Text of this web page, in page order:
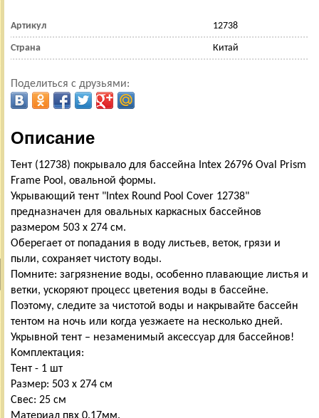
Артикул 12738
Страна Китай
Поделиться с друзьями:
Описание
Тент (12738) покрывало для бассейна Intex 26796 Oval Prism
Frame Pool, овальной формы.
Укрывающий тент "Intex Round Pool Cover 12738"
предназначен для овальных каркасных бассейнов
размером 503 х 274 см.
Оберегает от попадания в воду листьев, веток, грязи и
пыли, сохраняет чистоту воды.
Помните: загрязнение воды, особенно плавающие листья и
ветки, ускоряют процесс цветения воды в бассейне.
Поэтому, следите за чистотой воды и накрывайте бассейн
тентом на ночь или когда уезжаете на несколько дней.
Укрывной тент – незаменимый аксессуар для бассейнов!
Комплектация:
Тент - 1 шт
Размер: 503 х 274 см
Свес: 25 см
Материал пвх 0.17мм.